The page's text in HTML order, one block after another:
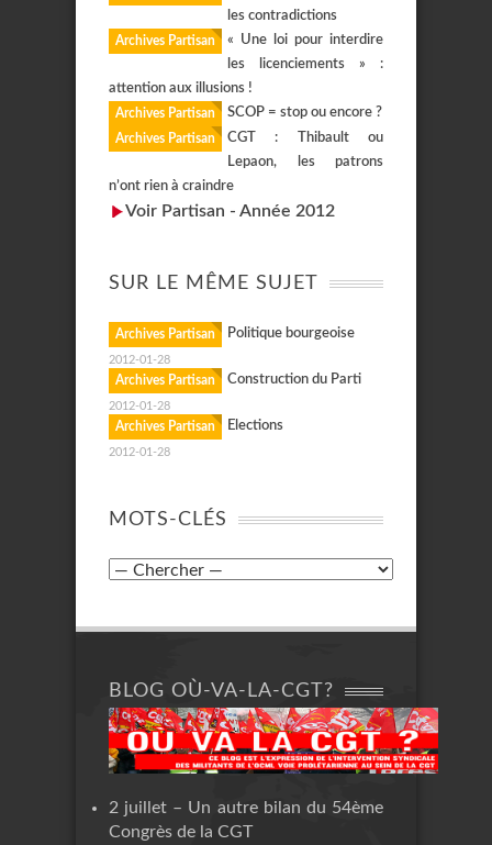
les contradictions
Archives Partisan
« Une loi pour interdire
les licenciements » :
attention aux illusions !
Archives Partisan SCOP = stop ou encore ?
Archives Partisan
CGT : Thibault ou
Lepaon, les patrons
n’ont rien à craindre
Voir Partisan - Année 2012
SUR LE MÊME SUJET
Archives Partisan Politique bourgeoise
2012-01-28
Archives Partisan Construction du Parti
2012-01-28
Archives Partisan Elections
2012-01-28
MOTS-CLÉS
BLOG OÙ-VA-LA-CGT?
2 juillet – Un autre bilan du 54ème
Congrès de la CGT